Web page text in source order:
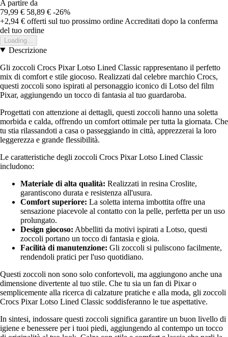
A partire da
79,99 € 58,89 € -26%
+2,94 € offerti sul tuo prossimo ordine Accreditati dopo la conferma
del tuo ordine
Loading...
Descrizione
Gli zoccoli Crocs Pixar Lotso Lined Classic rappresentano il perfetto
mix di comfort e stile giocoso. Realizzati dal celebre marchio Crocs,
questi zoccoli sono ispirati al personaggio iconico di Lotso del film
Pixar, aggiungendo un tocco di fantasia al tuo guardaroba.
Progettati con attenzione ai dettagli, questi zoccoli hanno una soletta
morbida e calda, offrendo un comfort ottimale per tutta la giornata. Che
tu stia rilassandoti a casa o passeggiando in città, apprezzerai la loro
leggerezza e grande flessibilità.
Le caratteristiche degli zoccoli Crocs Pixar Lotso Lined Classic
includono:
Materiale di alta qualità: Realizzati in resina Croslite,
garantiscono durata e resistenza all'usura.
Comfort superiore: La soletta interna imbottita offre una
sensazione piacevole al contatto con la pelle, perfetta per un uso
prolungato.
Design giocoso: Abbelliti da motivi ispirati a Lotso, questi
zoccoli portano un tocco di fantasia e gioia.
Facilità di manutenzione: Gli zoccoli si puliscono facilmente,
rendendoli pratici per l'uso quotidiano.
Questi zoccoli non sono solo confortevoli, ma aggiungono anche una
dimensione divertente al tuo stile. Che tu sia un fan di Pixar o
semplicemente alla ricerca di calzature pratiche e alla moda, gli zoccoli
Crocs Pixar Lotso Lined Classic soddisferanno le tue aspettative.
In sintesi, indossare questi zoccoli significa garantire un buon livello di
igiene e benessere per i tuoi piedi, aggiungendo al contempo un tocco